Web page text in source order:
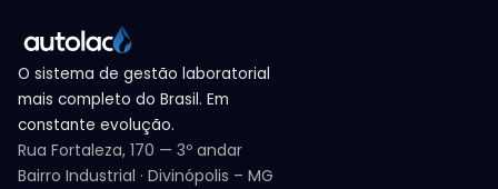
O sistema de gestão laboratorial
mais completo do Brasil. Em
constante evolução.
Rua Fortaleza, 170 — 3º andar
Bairro Industrial · Divinópolis – MG